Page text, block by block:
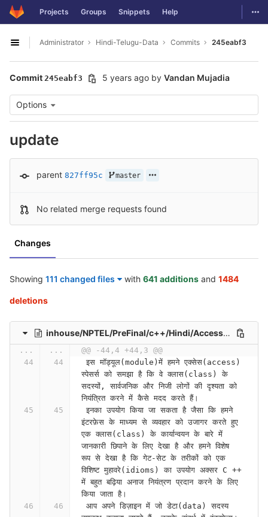
Skip to content
GitLab Projects Groups Snippets Help
Open sidebar
Administrator Hindi-Telugu-Data Commits 245eabf3
Commit 245eabf3 5 years ago by Vandan Mujadia
Options
update
parent 827ff95c master
No related merge requests found
Changes
Showing 111 changed files with 641 additions and 1484
deletions
inhouse/NPTEL/PreFinal/c++/Hindi/Access Specifiers (Contd.) (lecture 22)-18dWcNZ7mR0
... ...
@@ -44,4 +44,3 @@
इस मॉड्यूल(module)में हमने एक्सेस(access)
स्पेसर्स को समझा है कि वे क्लास(class) के
सदस्यों, सार्वजनिक और निजी लोगों की दृश्यता को
नियंत्रित करने में कैसे मदद करते हैं।
इनका उपयोग किया जा सकता है जैसा कि हमने
इंटरफ़ेस के माध्यम से व्यवहार को उजागर करते हुए
एक क्लास(class) के कार्यान्वयन के बारे में
जानकारी छिपाने के लिए देखा है और हमने विशेष
रूप से देखा है कि गेट-सेट के तरीकों को एक
विशिष्ट मुहावरे(idioms) का उपयोग अक्सर C ++
में बहुत बढ़िया अनाज नियंत्रण प्रदान करने के लिए
किया जाता है।